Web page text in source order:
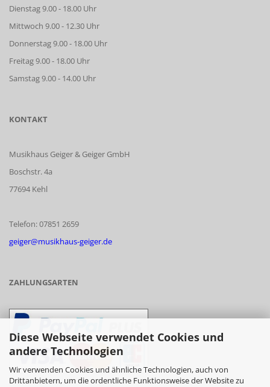
Diese Webseite verwendet Cookies und
andere Technologien
Wir verwenden Cookies und ähnliche Technologien, auch von
Drittanbietern, um die ordentliche Funktionsweise der Website zu
Dienstag 9.00 - 18.00 Uhr
Mittwoch 9.00 - 12.30 Uhr
Donnerstag 9.00 - 18.00 Uhr
Freitag 9.00 - 18.00 Uhr
Samstag 9.00 - 14.00 Uhr
KONTAKT
Musikhaus Geiger & Geiger GmbH
Boschstr. 4a
77694 Kehl
Telefon: 07851 2659
geiger@musikhaus-geiger.de
ZAHLUNGSARTEN